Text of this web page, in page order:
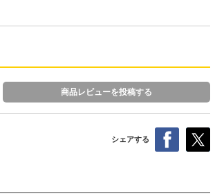
商品レビューを投稿する
シェアする